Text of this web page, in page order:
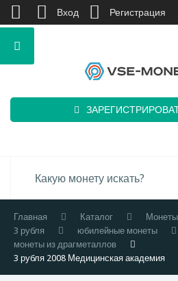
Главная Каталог
3 рубля
юбилейные монеты
монеты из драгметаллов
3 рубля 2008 Медицинская академия
Вход Регистрация